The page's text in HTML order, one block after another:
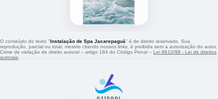
O conteúdo do texto "Instalação de Spa Jacarepaguá" é de direito reservado. Sua
reprodução, parcial ou total, mesmo citando nossos links, é proibida sem a autorização do autor.
Crime de violação de direito autoral – artigo 184 do Código Penal – Lei 9610/98 - Lei de direitos
autorais